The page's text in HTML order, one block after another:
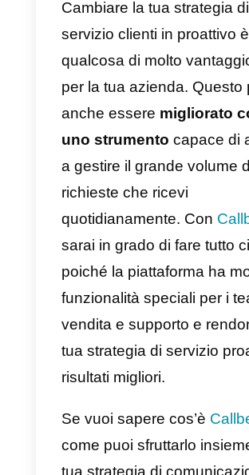
b) Offre opzioni di
facilmente
c) Ascolta i tuoi
d) Riconosce gli
e li comunica
cliente
e) Offre contenuti
di rispondere alle
frequenti
Implementa il
omnicanale